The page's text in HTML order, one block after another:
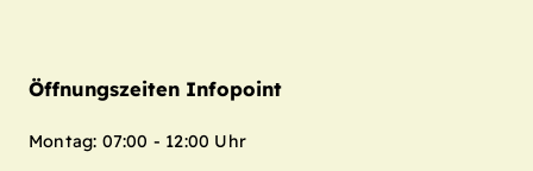
Öffnungszeiten Infopoint
Montag: 07:00 - 12:00 Uhr